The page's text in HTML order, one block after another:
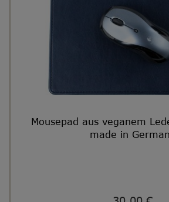
Mousepad aus veganem
made in